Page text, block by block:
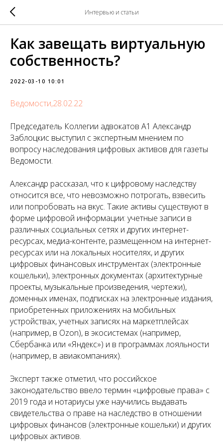
Интервью и статьи
Как завещать виртуальную
собственность?
2022-03-10 10:01
Ведомости,28.02.22
Председатель Коллегии адвокатов А1 Александр
Заблоцкис выступил с экспертным мнением по
вопросу наследования цифровых активов для газеты
Ведомости.
Александр рассказал, что к цифровому наследству
относится все, что невозможно потрогать, взвесить
или попробовать на вкус. Такие активы существуют в
форме цифровой информации: учетные записи в
различных социальных сетях и других интернет-
ресурсах, медиа-контенте, размещенном на интернет-
ресурсах или на локальных носителях, и других
цифровых финансовых инструментах (электронные
кошельки), электронных документах (архитектурные
проекты, музыкальные произведения, чертежи),
доменных именах, подписках на электронные издания,
приобретенных приложениях на мобильных
устройствах, учетных записях на маркетплейсах
(например, в Ozon), в экосистемах (например,
Сбербанка или «Яндекс») и в программах лояльности
(например, в авиакомпаниях).
Эксперт также отметил, что российское
законодательство ввело термин «цифровые права» с
2019 года и нотариусы уже научились выдавать
свидетельства о праве на наследство в отношении
цифровых финансов (электронные кошельки) и других
цифровых активов.